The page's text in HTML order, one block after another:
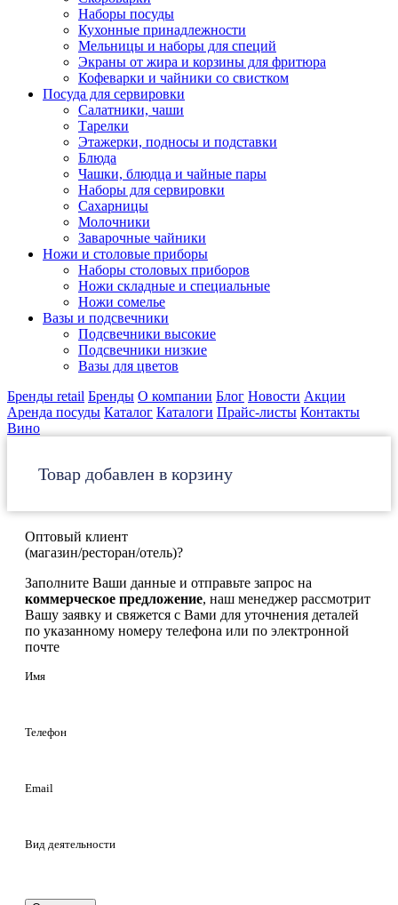
Наборы посуды
Кухонные принадлежности
Мельницы и наборы для специй
Экраны от жира и корзины для фритюра
Кофеварки и чайники со свистком
Посуда для сервировки
Салатники, чаши
Тарелки
Этажерки, подносы и подставки
Блюда
Чашки, блюдца и чайные пары
Наборы для сервировки
Сахарницы
Молочники
Заварочные чайники
Ножи и столовые приборы
Наборы столовых приборов
Ножи складные и специальные
Ножи сомелье
Вазы и подсвечники
Подсвечники высокие
Подсвечники низкие
Вазы для цветов
Бренды retail Бренды О компании Блог Новости Акции
Аренда посуды Каталог Каталоги Прайс-листы Контакты
Вино
Товар добавлен в корзину
Оптовый клиент
(магазин/ресторан/отель)?
Заполните Ваши данные и отправьте запрос на
коммерческое предложение, наш менеджер рассмотрит
Вашу заявку и свяжется с Вами для уточнения деталей
по указанному номеру телефона или по электронной
почте
Имя
Телефон
Email
Вид деятельности